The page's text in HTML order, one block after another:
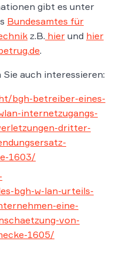
gibt es unter
Bundesamtes für
z.B. hier und hier
.
auch interessieren:
bgh-betreiber-eines-
internetzugangs-
dritter-
1603/
bgh-w-lan-urteils-
eine-
von-
1605/